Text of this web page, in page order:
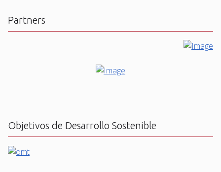
Partners
Objetivos de Desarrollo Sostenible